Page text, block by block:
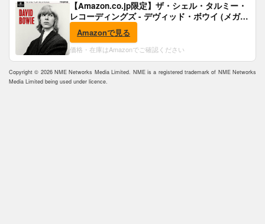
【Amazon.co.jp限定】ザ・シェル・タルミー・
レコーディングズ - デヴィッド・ボウイ (メガジ
ャケ付)
Amazonで見る
価格・在庫はAmazonでご確認ください
Copyright © 2026 NME Networks Media Limited. NME is a registered trademark of NME Networks
Media Limited being used under licence.